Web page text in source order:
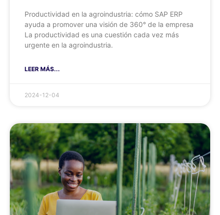
Productividad en la agroindustria: cómo SAP ERP
ayuda a promover una visión de 360° de la empresa
La productividad es una cuestión cada vez más
urgente en la agroindustria.
LEER MÁS...
2024-12-04